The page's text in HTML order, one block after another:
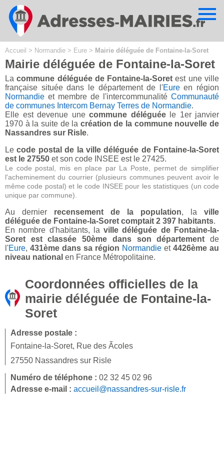
Accueil > Normandie > Eure > Mairie déléguée de Fontaine-la-Soret
Mairie déléguée de Fontaine-la-Soret
Lacommune déléguée de Fontaine-la-Soret est une ville
française située dans le département de l'Eureen région
Normandie et membre de l'intercommunalité Communauté
de communes Intercom Bernay Terres de Normandie.
Elle est devenue une commune déléguéele 1er janvier
1970 à la suite de la création de la commune nouvelle de
Nassandres sur Risle.
Lecode postal de la ville déléguée de Fontaine-la-Soret
est le 27550 et son code INSEE est le 27425.
Le code postal, mis en place par La Poste, permet de simplifier
l'acheminement du courrier (plusieurs communes peuvent avoir le
même code postal) et le code INSEE pour les statistiques (un code
unique par commune).
Au dernier recensement de la population, la ville
déléguée de Fontaine-la-Soret comptait 2 397 habitants.
En nombre d'habitants, laville déléguée de Fontaine-la-
Soret est classée 50ème dans son département de
l'Eure, 431ème dans sa région Normandie et 4426ème au
niveau national en France Métropolitaine.
Coordonnées officielles de la
mairie déléguée de Fontaine-la-
Soret
Adresse postale :
Fontaine-la-Soret, Rue des Ãcoles
27550 Nassandres sur Risle
Numéro de téléphone : 02 32 45 02 96
Adresse e-mail : accueil@nassandres-sur-risle.fr
Cookies management panel